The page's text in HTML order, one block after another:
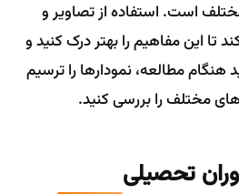
است. استفاده از تصاویر و
تا این مفاهیم را بهتر درک کنید و
مطالعه، نمودارها را ترسیم
مختلف را بررسی کنید.